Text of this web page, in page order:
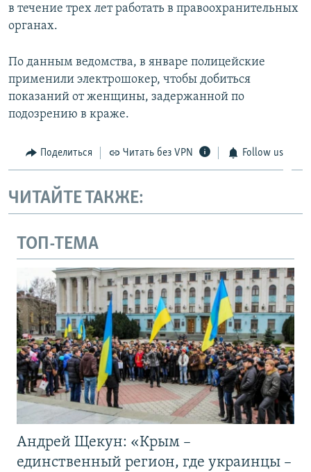
Все сайты RFE/RL
в течение трех лет работать в правоохранительных
органах.
По данным ведомства, в январе полицейские
применили электрошокер, чтобы добиться
показаний от женщины, задержанной по
подозрению в краже.
Поделиться Читать без VPN Follow us
ЧИТАЙТЕ ТАКЖЕ:
ТОП-ТЕМА
Андрей Щекун: «Крым –
единственный регион, где украинцы –